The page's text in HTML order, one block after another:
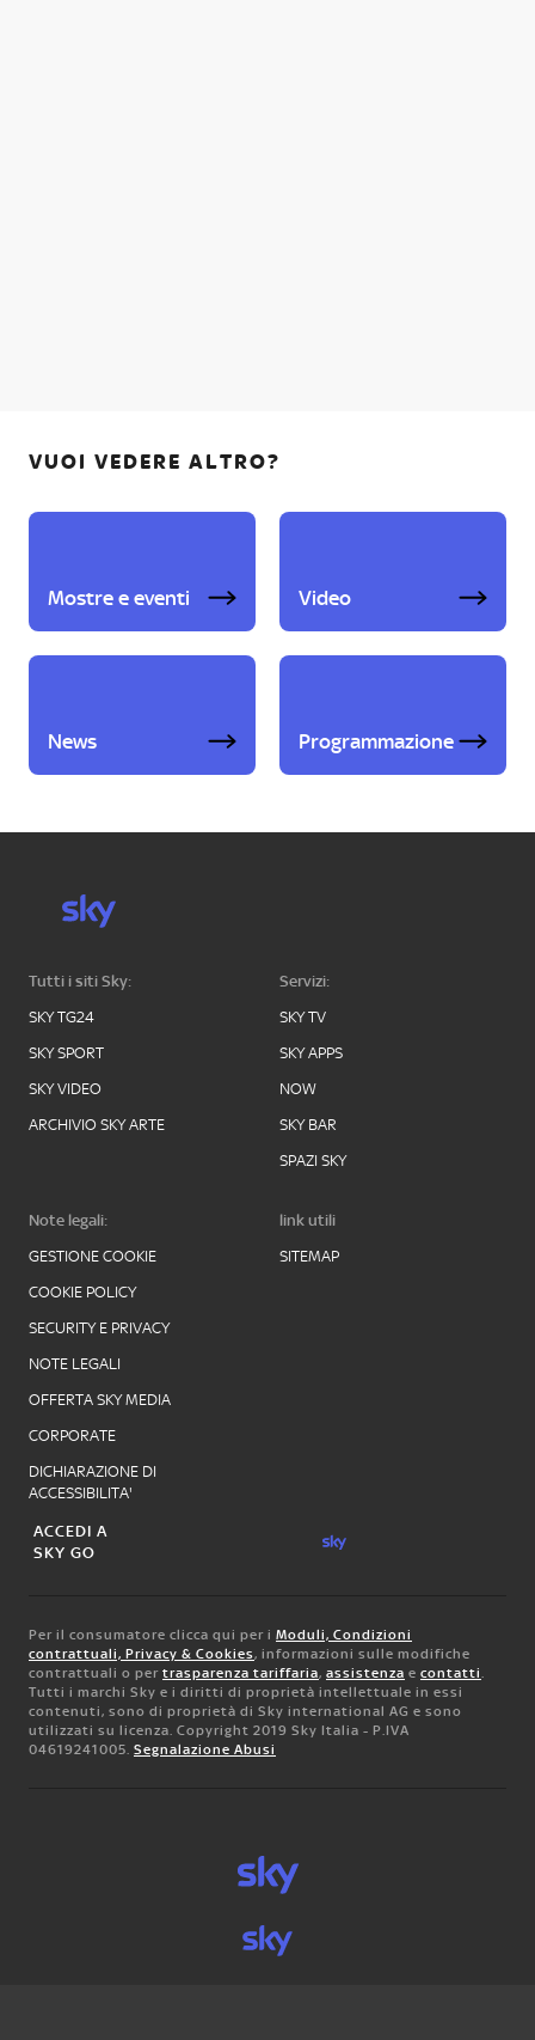
VUOI VEDERE ALTRO?
Mostre e eventi Video
News Programmazione
Tutti i siti Sky:
SKY TG24
SKY SPORT
SKY VIDEO
ARCHIVIO SKY ARTE
Servizi:
SKY TV
SKY APPS
NOW
SKY BAR
SPAZI SKY
Note legali:
GESTIONE COOKIE
COOKIE POLICY
SECURITY E PRIVACY
NOTE LEGALI
OFFERTA SKY MEDIA
CORPORATE
DICHIARAZIONE DI
ACCESSIBILITA'
link utili
SITEMAP
ACCEDI A
SKY GO
Per il consumatore clicca qui per i Moduli, Condizioni
contrattuali, Privacy & Cookies, informazioni sulle modifiche
contrattuali o per trasparenza tariffaria, assistenza e contatti.
Tutti i marchi Sky e i diritti di proprietà intellettuale in essi
contenuti, sono di proprietà di Sky international AG e sono
utilizzati su licenza. Copyright 2019 Sky Italia - P.IVA
04619241005. Segnalazione Abusi